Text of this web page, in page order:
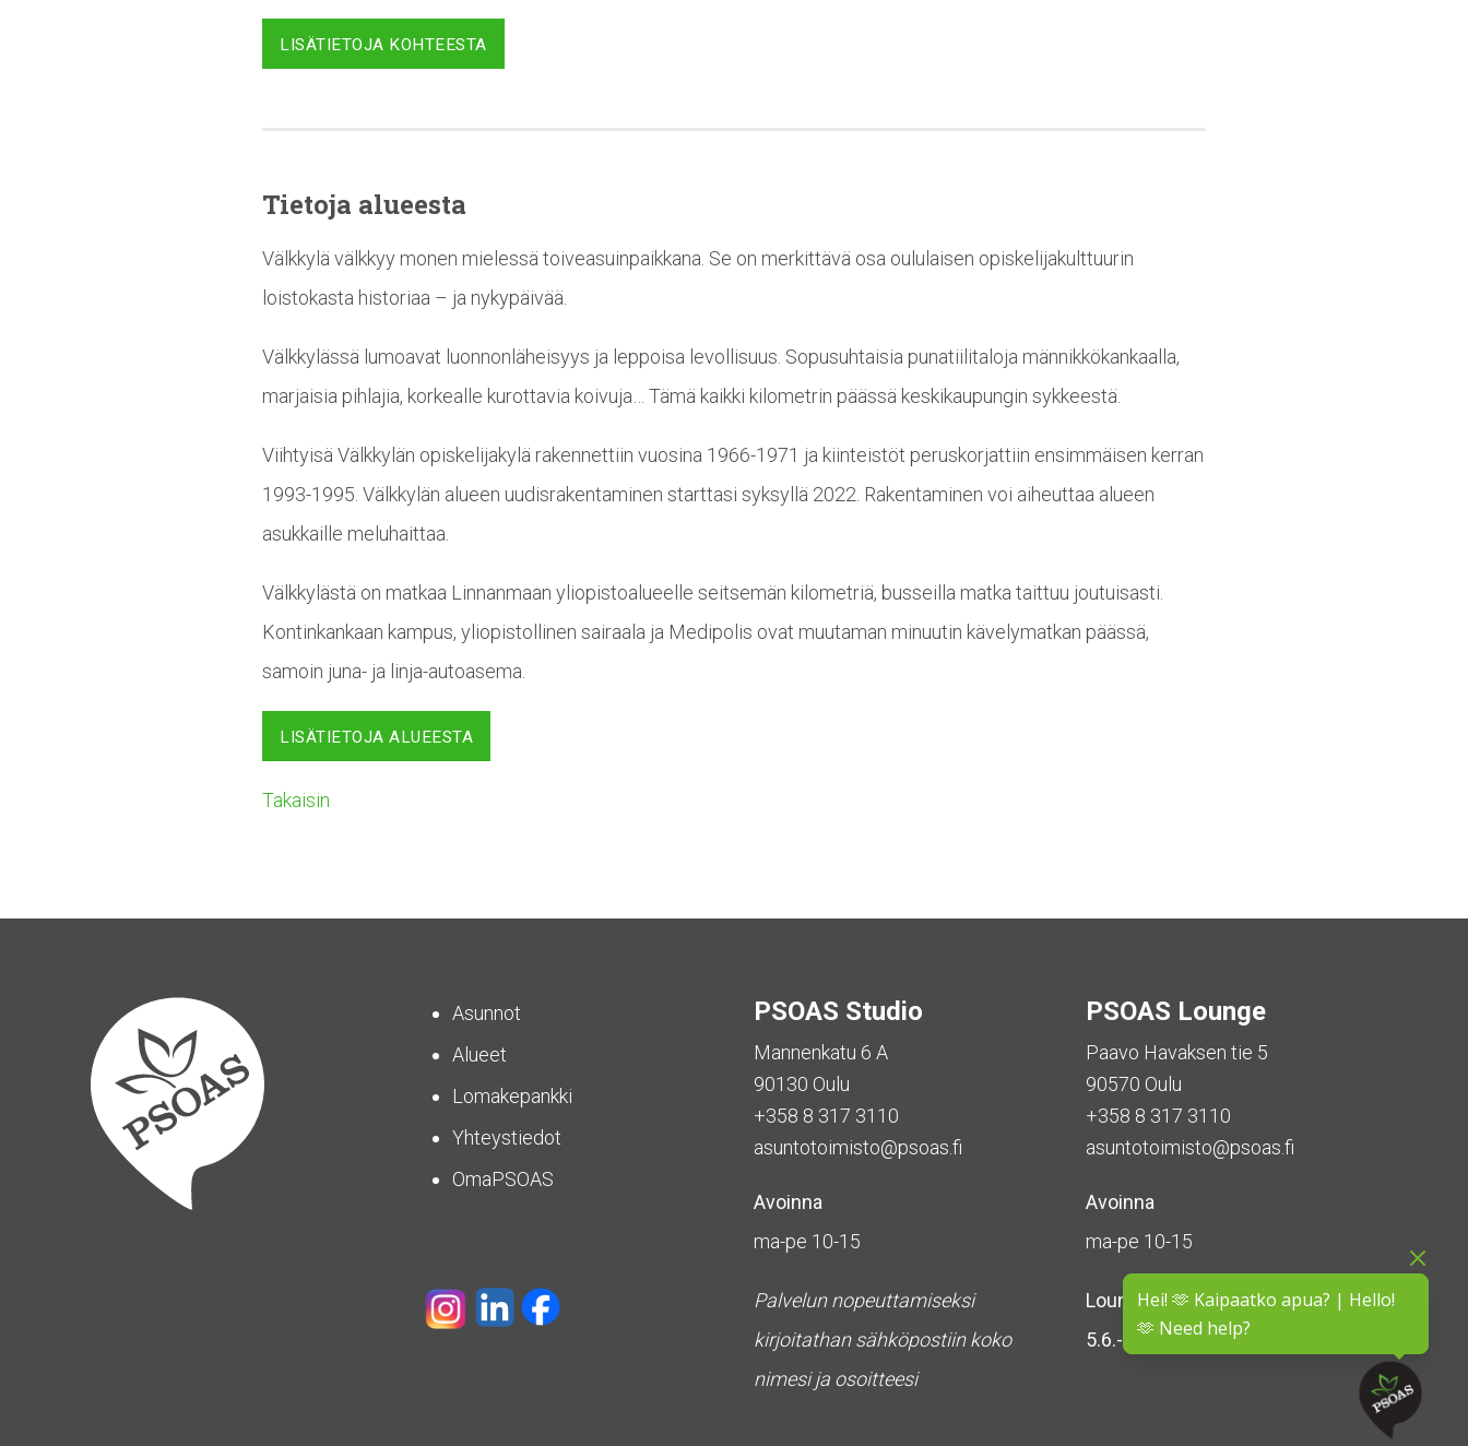
Hei! 🫶 Kaipaatko apua? | Hello!
🫶 Need help?
LISÄTIETOJA KOHTEESTA
Tietoja alueesta
Välkkylä välkkyy monen mielessä toiveasuinpaikkana. Se on merkittävä osa oululaisen opiskelijakulttuurin
loistokasta historiaa – ja nykypäivää.
Välkkylässä lumoavat luonnonläheisyys ja leppoisa levollisuus. Sopusuhtaisia punatiilitaloja männikkökankaalla,
marjaisia pihlajia, korkealle kurottavia koivuja… Tämä kaikki kilometrin päässä keskikaupungin sykkeestä.
Viihtyisä Välkkylän opiskelijakylä rakennettiin vuosina 1966-1971 ja kiinteistöt peruskorjattiin ensimmäisen kerran
1993-1995. Välkkylän alueen uudisrakentaminen starttasi syksyllä 2022. Rakentaminen voi aiheuttaa alueen
asukkaille meluhaittaa.
Välkkylästä on matkaa Linnanmaan yliopistoalueelle seitsemän kilometriä, busseilla matka taittuu joutuisasti.
Kontinkankaan kampus, yliopistollinen sairaala ja Medipolis ovat muutaman minuutin kävelymatkan päässä,
samoin juna- ja linja-autoasema.
LISÄTIETOJA ALUEESTA
Takaisin
Asunnot
Alueet
Lomakepankki
Yhteystiedot
OmaPSOAS
PSOAS Studio
Mannenkatu 6 A
90130 Oulu
+358 8 317 3110
asuntotoimisto@psoas.fi
Avoinna
ma-pe 10-15
Palvelun nopeuttamiseksi
kirjoitathan sähköpostiin koko
nimesi ja osoitteesi
PSOAS Lounge
Paavo Havaksen tie 5
90570 Oulu
+358 8 317 3110
asuntotoimisto@psoas.fi
Avoinna
ma-pe 10-15
Lounge onsuljettu kesän ajan
5.6.-16.8.2026